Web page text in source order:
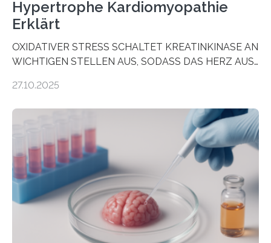
Hypertrophe Kardiomyopathie
Erklärt
OXIDATIVER STRESS SCHALTET KREATINKINASE AN
WICHTIGEN STELLEN AUS, SODASS DAS HERZ AUS
aus dem Deutschen Zentrum für Herzinsuffizienz
im Journal Circulation, warum der Energietransport bei
der Hypertrophen Kardiomyopathie (HCM) versagen
kann und wie sich durch eine Verringerung der
Herzbelastung und des oxidativen Stresses
Rhythmusstörungen reduzieren lassen. Würzburg. Die
hypertrophe Kardiomyopathie (HCM) ist die häufigste
erblich bedingte Herzerkrankung. Sie führt dazu, dass
sich die linke Herzkammer verdickt, der Herzmuskel zu
stark kontrahiert…
27.10.2025